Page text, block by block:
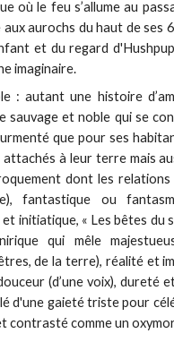
où le feu s’allume au
aurochs du haut de ses
et du regard
imaginaire.
: autant une histoire
sauvage et noble qui se
que pour ses
à leur terre mais
dont les
fantastique ou
initiatique, « Les bêtes du
qui mêle
de la terre), réalité et
(d’une voix), dureté
d'une gaieté triste pour
contrasté comme un